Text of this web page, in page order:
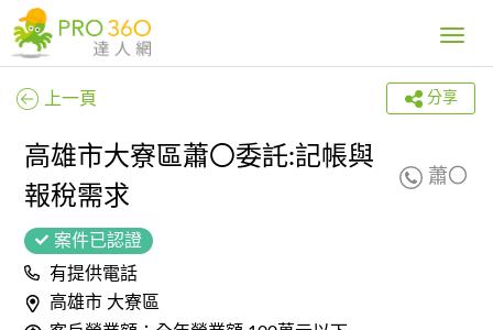
Toggle
上一頁 分享
高雄市大寮區蕭〇委託:記帳與
報稅需求
蕭〇
案件已認證
有提供電話
高雄市 大寮區